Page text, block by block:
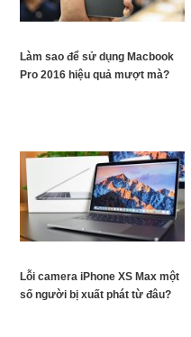
Làm sao để sử dụng Macbook
Pro 2016 hiệu quả mượt mà?
Lỗi camera iPhone XS Max một
số người bị xuất phát từ đâu?